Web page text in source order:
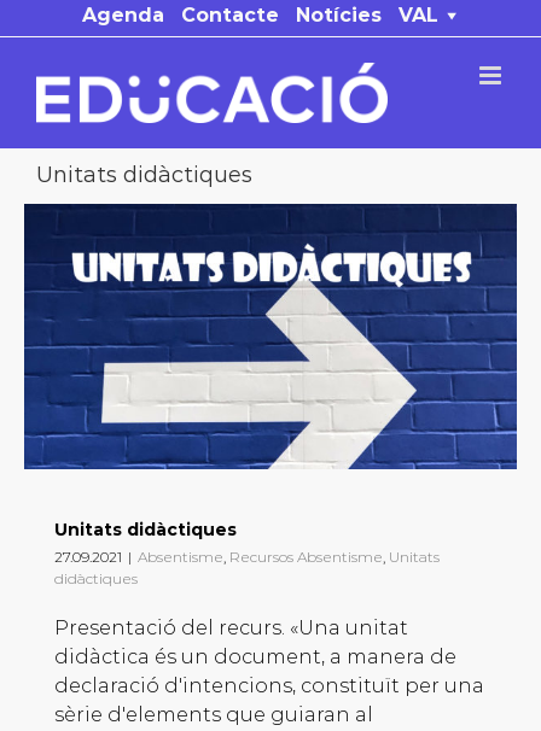
to
content
Agenda Contacte Notícies VAL
Unitats didàctiques
Unitats didàctiques
27.09.2021 | Absentisme, Recursos Absentisme, Unitats
didàctiques
Presentació del recurs. «Una unitat
didàctica és un document, a manera de
declaració d'intencions, constituït per una
sèrie d'elements que guiaran al